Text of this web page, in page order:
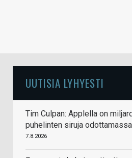
UUTISIA LYHYESTI
Tim Culpan: Applella on
puhelinten siruja
7.8.2026